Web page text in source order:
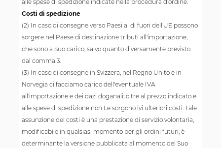
alle spese di spedizione indicate nella procedura d'ordine.
Costi di spedizione
(2) In caso di consegne verso Paesi al di fuori dell'UE possono
sorgere nel Paese di destinazione tributi all'importazione,
che sono a Suo carico, salvo quanto diversamente previsto
dal comma 3.
(3) In caso di consegne in Svizzera, nel Regno Unito e in
Norvegia ci facciamo carico dell'eventuale IVA
all'importazione e dei dazi doganali; oltre al prezzo indicato e
alle spese di spedizione non Le sorgono ivi ulteriori costi. Tale
assunzione dei costi è una prestazione di servizio volontaria,
modificabile in qualsiasi momento per gli ordini futuri; è
determinante la versione pubblicata al momento del Suo